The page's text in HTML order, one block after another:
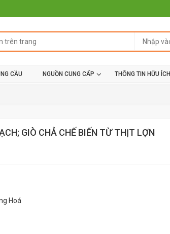
CẦU NGUỒN CUNG CẤP THÔNG TIN HỮU ÍCH
GIÒ CHẢ CHẾ BIẾN TỪ THỊT LỢN
Hoá